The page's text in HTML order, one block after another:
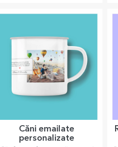
Medalii personalizate
cele mai apreciate pentru tot
efortul depus. Personalizează și
recunoaște-i meritele!